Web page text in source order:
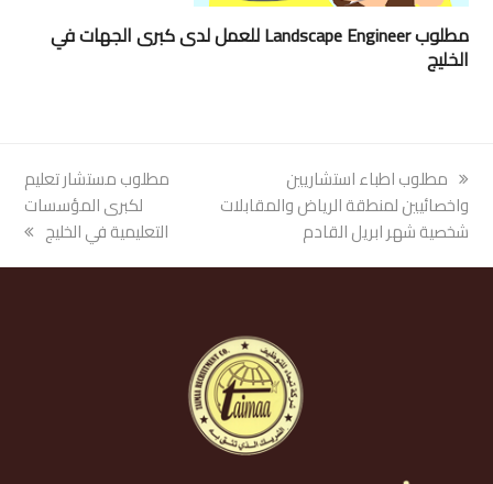
مطلوب Landscape Engineer للعمل لدى كبرى الجهات في
الخليج
previous
post:
مطلوب اطباء استشاريين
واخصائيين لمنطقة الرياض والمقابلات
شخصية شهر ابريل القادم
next
post:
مطلوب مستشار تعليم
لكبرى المؤسسات
التعليمية في الخليج